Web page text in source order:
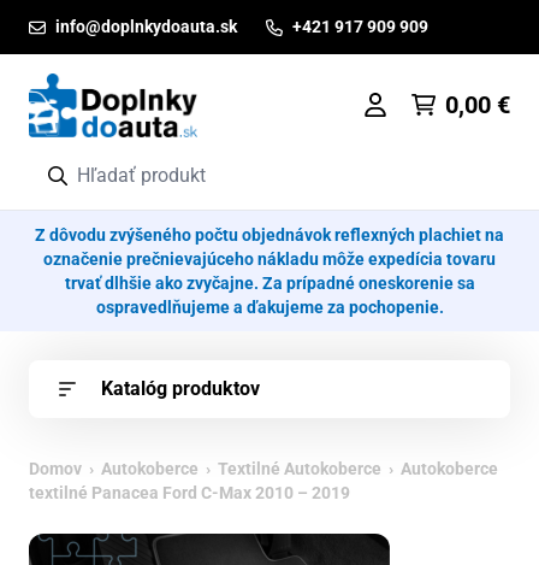
info@doplnkydoauta.sk +421 917 909 909
0,00 €
Z dôvodu zvýšeného počtu objednávok reflexných plachiet na
označenie prečnievajúceho nákladu môže expedícia tovaru
trvať dlhšie ako zvyčajne. Za prípadné oneskorenie sa
ospravedlňujeme a ďakujeme za pochopenie.
Katalóg produktov
Domov › Autokoberce › Textilné Autokoberce › Autokoberce
textilné Panacea Ford C-Max 2010 – 2019